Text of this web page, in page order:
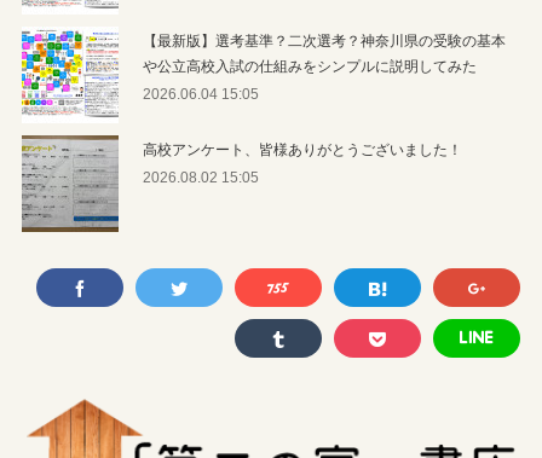
【最新版】選考基準？二次選考？神奈川県の受験の基本
や公立高校入試の仕組みをシンプルに説明してみた
2026.06.04 15:05
高校アンケート、皆様ありがとうございました！
2026.08.02 15:05